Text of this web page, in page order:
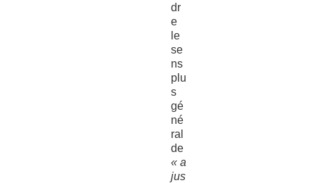
dr
e
le
se
ns
plu
s
gé
né
ral
de
« a
jus